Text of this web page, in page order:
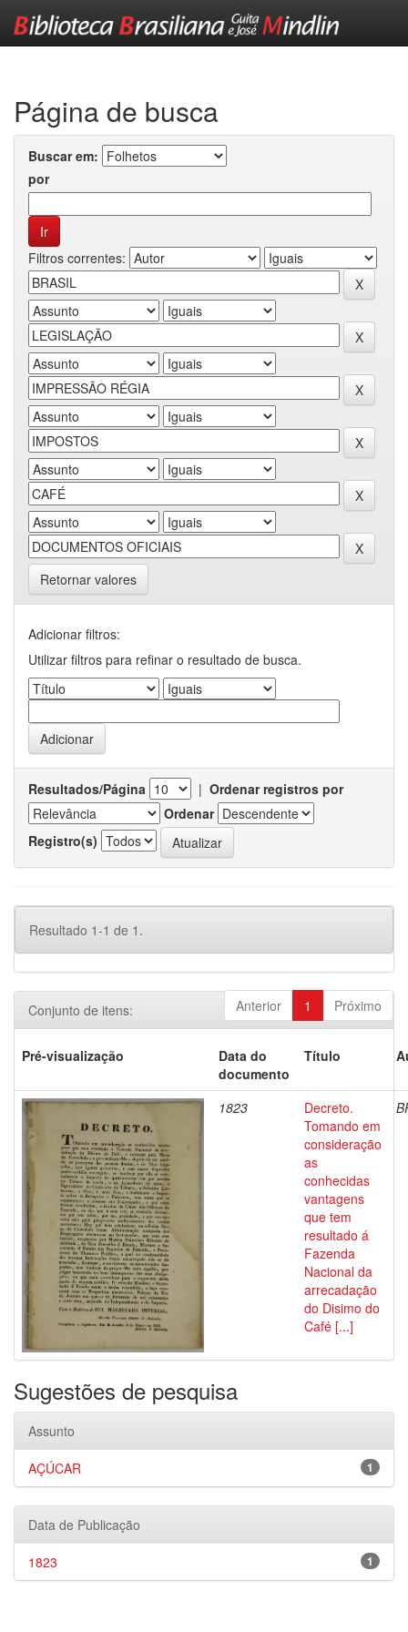
Página de busca
Buscar em:
por
Filtros correntes:
Retornar valores
Adicionar filtros:
Utilizar filtros para refinar o resultado de busca.
Resultados/Página | Ordenar registros por
Ordenar
Registro(s)
Resultado 1-1 de 1.
Anterior 1 Próximo
Conjunto de itens:
Pré-visualização
Data do
documento
Título
1823
Decreto.
Tomando em
consideração
as
conhecidas
vantagens
que tem
resultado á
Fazenda
Nacional da
arrecadação
do Disimo do
Café [...]
Sugestões de pesquisa
Assunto
1
AÇÚCAR
Data de Publicação
1
1823